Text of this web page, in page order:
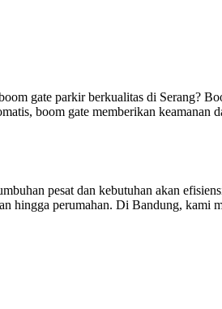
gate parkir berkualitas di Serang?
boom gate memberikan keamanan
pesat dan kebutuhan akan
hingga perumahan. Di Bandung, kami